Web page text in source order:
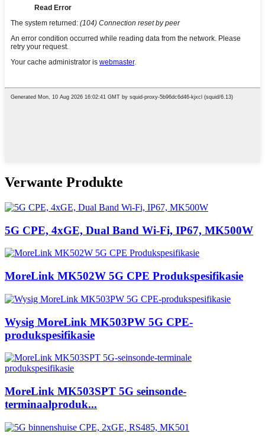
Verwante Produkte
5G CPE, 4xGE, Dual Band Wi-Fi, IP67, MK500W
MoreLink MK502W 5G CPE Produkspesifikasie
Wysig MoreLink MK503PW 5G CPE-
produkspesifikasie
MoreLink MK503SPT 5G seinsonde-
terminaalproduk...